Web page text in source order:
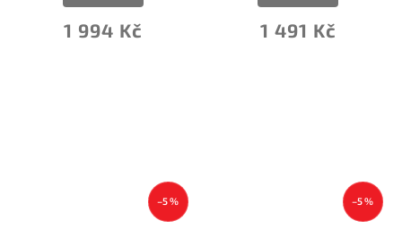
1 994 Kč 1 491 Kč
–5 % –5 %